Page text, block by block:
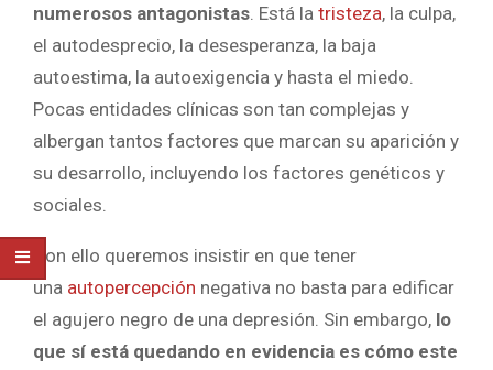
numerosos antagonistas . Está la tristeza, la culpa,
el autodesprecio, la desesperanza, la baja
autoestima, la autoexigencia y hasta el miedo.
Pocas entidades clínicas son tan complejas y
albergan tantos factores que marcan su aparición y
su desarrollo, incluyendo los factores genéticos y
sociales.
Con ello queremos insistir en que tener
una autopercepción negativa no basta para edificar
el agujero negro de una depresión. Sin embargo, lo
que sí está quedando en evidencia es cómo este